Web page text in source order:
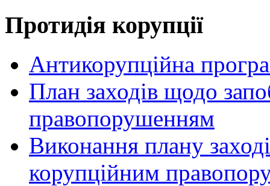
Протидія корупції
Антикорупційна
План заходів щодо
правопорушенням
Виконання плану
корупційним